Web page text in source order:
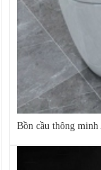
Bồn cầu thông